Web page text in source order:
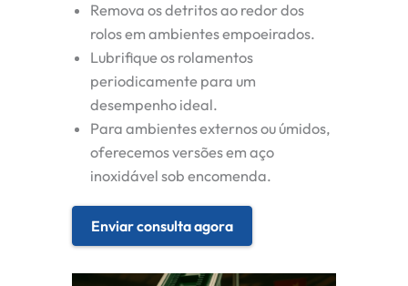
Remova os detritos ao redor dos
rolos em ambientes empoeirados.
Lubrifique os rolamentos
periodicamente para um
desempenho ideal.
Para ambientes externos ou úmidos,
oferecemos versões em aço
inoxidável sob encomenda.
Enviar consulta agora